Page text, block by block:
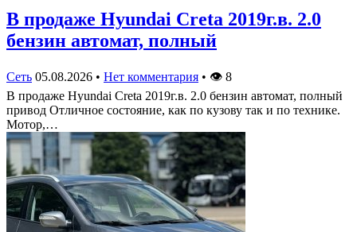
В продаже Hyundai Creta 2019г.в. 2.0
бензин автомат, полный
Сеть 05.08.2026 • Нет комментария • 👁 8
В продаже Hyundai Creta 2019г.в. 2.0 бензин автомат, полный
привод Отличное состояние, как по кузову так и по технике.
Мотор,…